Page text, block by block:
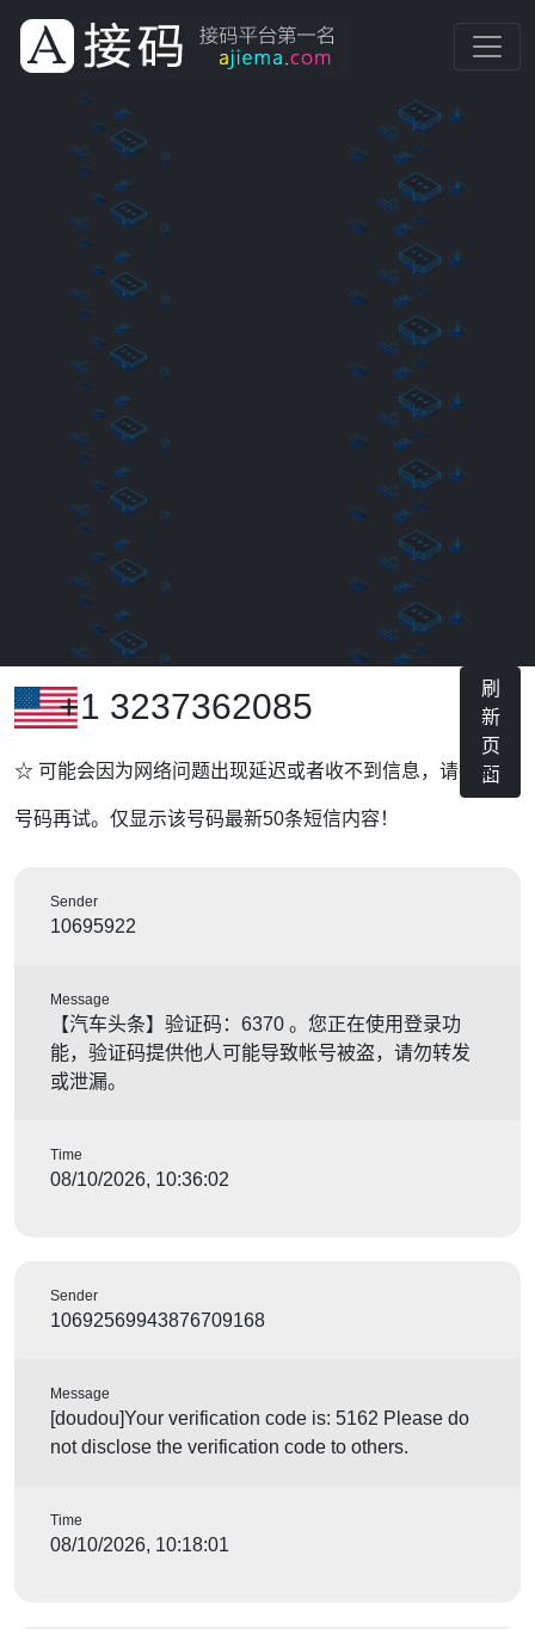
+1 3237362085
刷
新
页
面
☆ 可能会因为网络问题出现延迟或者收不到信息，请换其他
号码再试。仅显示该号码最新50条短信内容！
Sender
10695922
Message
【汽车头条】验证码：6370 。您正在使用登录功
能，验证码提供他人可能导致帐号被盗，请勿转发
或泄漏。
Time
08/10/2026, 10:36:02
Sender
10692569943876709168
Message
[doudou]Your verification code is: 5162 Please do
not disclose the verification code to others.
Time
08/10/2026, 10:18:01